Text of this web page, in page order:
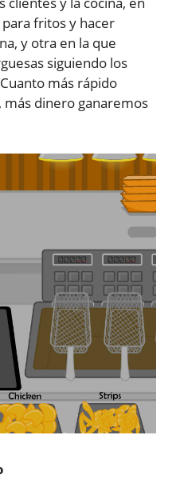
fritos y hacer
y otra en la que
siguiendo los
más rápido
dinero ganaremos